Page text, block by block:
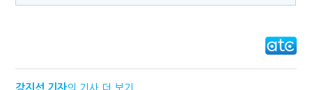
강지선 기자의 기사 더 보기